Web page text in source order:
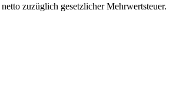
zuzüglich gesetzlicher Mehrwertsteuer.